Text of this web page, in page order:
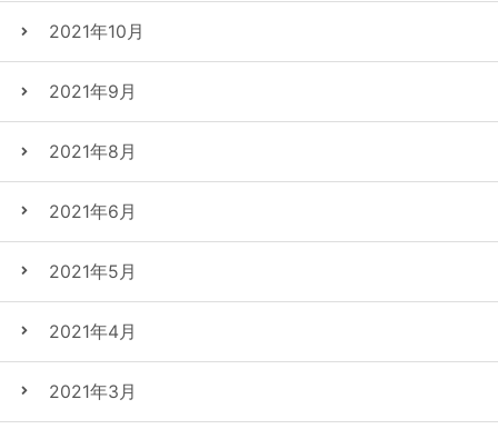
2021年10月
2021年9月
2021年8月
2021年6月
2021年5月
2021年4月
2021年3月